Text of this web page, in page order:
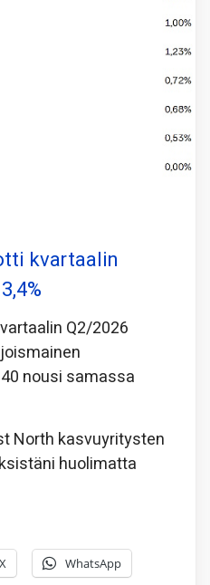
kvartaalin
Q2/2026
nousi samassa
North kasvuyritysten
huolimatta
X WhatsApp